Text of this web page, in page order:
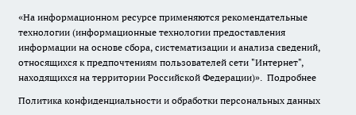
«На информационном ресурсе применяются рекомендательные
технологии (информационные технологии предоставления
информации на основе сбора, систематизации и анализа сведений,
относящихся к предпочтениям пользователей сети "Интернет",
находящихся на территории Российской Федерации)». Подробнее
Политика конфиденциальности и обработки персональных данных